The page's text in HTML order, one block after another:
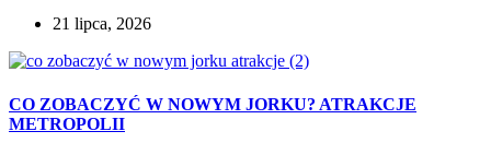
21 lipca, 2026
CO ZOBACZYĆ W NOWYM JORKU? ATRAKCJE
METROPOLII